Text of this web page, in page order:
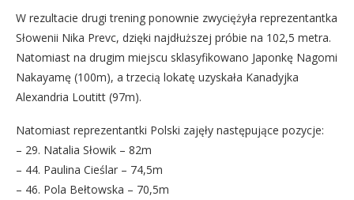
W rezultacie drugi trening ponownie zwyciężyła reprezentantka
Słowenii Nika Prevc, dzięki najdłuższej próbie na 102,5 metra.
Natomiast na drugim miejscu sklasyfikowano Japonkę Nagomi
Nakayamę (100m), a trzecią lokatę uzyskała Kanadyjka
Alexandria Loutitt (97m).
Natomiast reprezentantki Polski zajęły następujące pozycje:
– 29. Natalia Słowik – 82m
– 44. Paulina Cieślar – 74,5m
– 46. Pola Bełtowska – 70,5m